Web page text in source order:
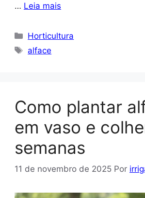
… Leia mais
Categorias
Horticultura
Tags
alface
Como plantar
em vaso e
semanas
11 de novembro de 2025 Por